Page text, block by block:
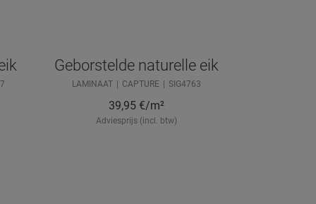
Geborstelde naturelle eik
LAMINAAT CAPTURE SIG4763
39,95 €/m²
Adviesprijs (incl. btw)